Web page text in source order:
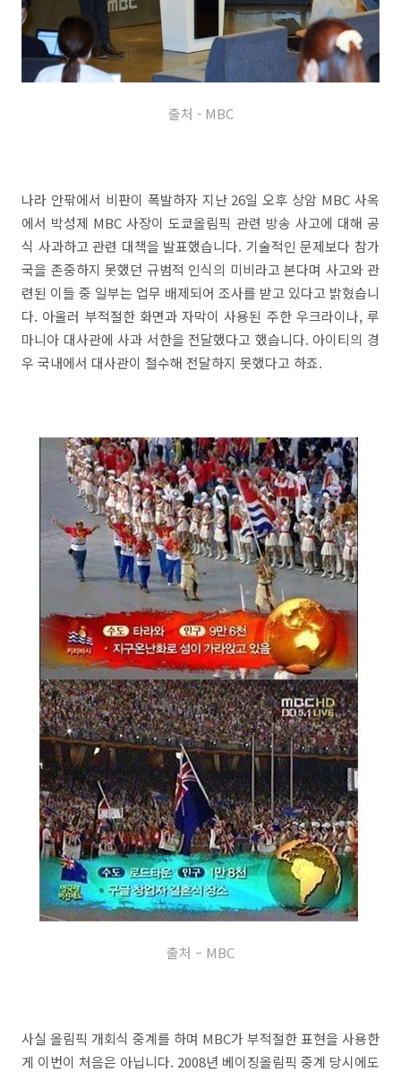
출처 - MBC
나라 안팎에서 비판이 폭발하자 지난 26일 오후 상암 MBC 사옥
에서 박성제 MBC 사장이 도쿄올림픽 관련 방송 사고에 대해 공
식 사과하고 관련 대책을 발표했습니다. 기술적인 문제보다 참가
국을 존중하지 못했던 규범적 인식의 미비라고 본다며 사고와 관
련된 이들 중 일부는 업무 배제되어 조사를 받고 있다고 밝혔습니
다. 아울러 부적절한 화면과 자막이 사용된 주한 우크라이나, 루
마니아 대사관에 사과 서한을 전달했다고 했습니다. 아이티의 경
우 국내에서 대사관이 철수해 전달하지 못했다고 하죠.
출처 – MBC
사실 올림픽 개회식 중계를 하며 MBC가 부적절한 표현을 사용한
게 이번이 처음은 아닙니다. 2008년 베이징올림픽 중계 당시에도